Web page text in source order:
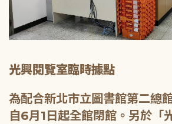
光興閱覽室臨時據點
為配合新北市立圖書館第二總
自6月1日起全館閉館。另於「